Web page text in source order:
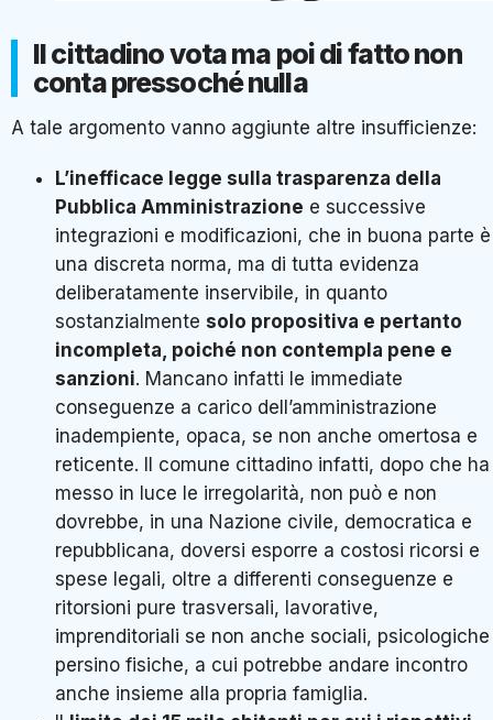
Il cittadino vota ma poi di fatto non
conta pressoché nulla
A tale argomento vanno aggiunte altre insufficienze:
L’inefficace legge sulla trasparenza della
Pubblica Amministrazione e successive
integrazioni e modificazioni, che in buona parte è
una discreta norma, ma di tutta evidenza
deliberatamente inservibile, in quanto
sostanzialmente solo propositiva e pertanto
incompleta, poiché non contempla pene e
sanzioni. Mancano infatti le immediate
conseguenze a carico dell’amministrazione
inadempiente, opaca, se non anche omertosa e
reticente. Il comune cittadino infatti, dopo che ha
messo in luce le irregolarità, non può e non
dovrebbe, in una Nazione civile, democratica e
repubblicana, doversi esporre a costosi ricorsi e
spese legali, oltre a differenti conseguenze e
ritorsioni pure trasversali, lavorative,
imprenditoriali se non anche sociali,
persino fisiche, a cui potrebbe andare incontro
anche insieme alla propria famiglia.